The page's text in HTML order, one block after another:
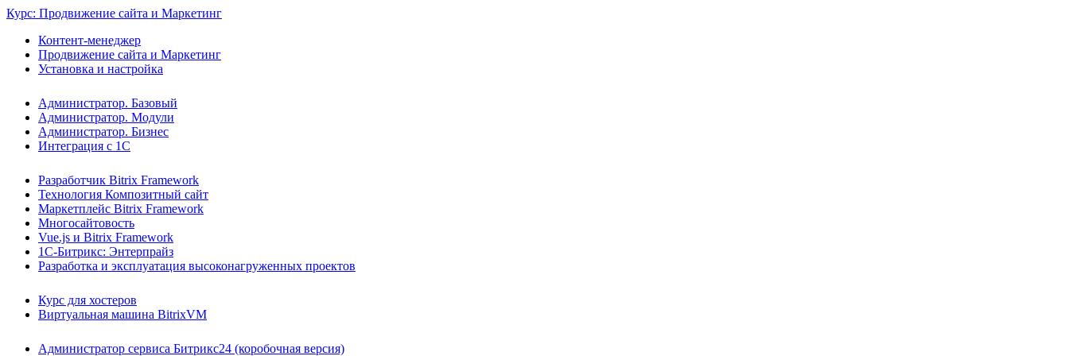
Курс: Продвижение сайта и Маркетинг
Контент-менеджер
Продвижение сайта и Маркетинг
Установка и настройка
Администратор. Базовый
Администратор. Модули
Администратор. Бизнес
Интеграция с 1С
Разработчик Bitrix Framework
Технология Композитный сайт
Маркетплейс Bitrix Framework
Многосайтовость
Vue.js и Bitrix Framework
1С-Битрикс: Энтерпрайз
Разработка и эксплуатация высоконагруженных проектов
Курс для хостеров
Виртуальная машина BitrixVM
Администратор сервиса Битрикс24 (коробочная версия)